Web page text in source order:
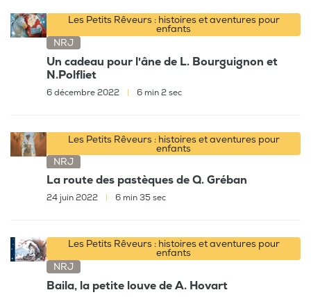
Les Petits Rêveurs : histoires et aventures pour
enfants
NRJ
Un cadeau pour l'âne de L. Bourguignon et
N.Polfliet
6 décembre 2022 6 min 2 sec
Les Petits Rêveurs : histoires et aventures pour
enfants
NRJ
La route des pastèques de Q. Gréban
24 juin 2022 6 min 35 sec
Les Petits Rêveurs : histoires et aventures pour
enfants
NRJ
Baila, la petite louve de A. Hovart